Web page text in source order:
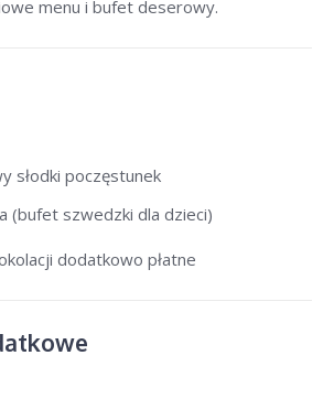
menu i bufet deserowy.
słodki poczęstunek
(bufet szwedzki dla dzieci)
dodatkowo płatne